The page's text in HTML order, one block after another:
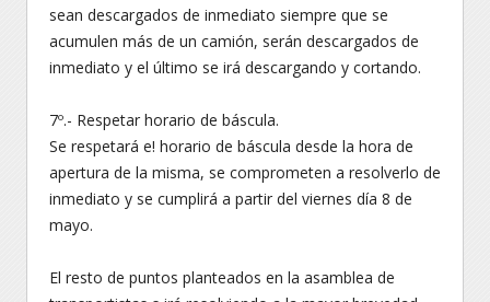
sean descargados de inmediato siempre que se
acumulen más de un camión, serán descargados de
inmediato y el último se irá descargando y cortando.
7º.- Respetar horario de báscula.
Se respetará e! horario de báscula desde la hora de
apertura de la misma, se comprometen a resolverlo de
inmediato y se cumplirá a partir del viernes día 8 de
mayo.
El resto de puntos planteados en la asamblea de